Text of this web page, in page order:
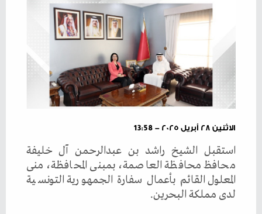
الاثنين ٢٨ أبريل ٢٠٢٥ - 13:58
استقبل الشيخ راشد بن عبدالرحمن آل خليفة
محافظ محافظة العاصمة، بمبنى المحافظة، منى
المعلول القائم بأعمال سفارة الجمهورية التونسية
لدى مملكة البحرين.